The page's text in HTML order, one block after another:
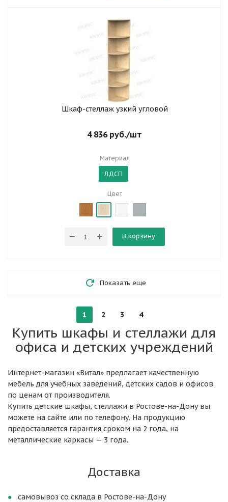
Шкаф-стеллаж узкий угловой
4 836руб./шт
Материал
ЛДСП
Цвет
В корзину
Показать еще
1 2 3 4
Купить шкафы и стеллажи для
офиса и детских учреждений
Интернет-магазин «Витал» предлагает качественную
мебель для учебных заведений, детских садов и офисов
по ценам от производителя.
Купить детские шкафы, стеллажи в Ростове-на-Дону вы
можете на сайте или по телефону. На продукцию
предоставляется гарантия сроком на 2 года, на
металлические каркасы — 3 года.
Доставка
самовывоз со склада в Ростове-на-Дону